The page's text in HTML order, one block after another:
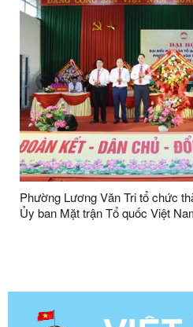
Phường Lương Văn Tri tổ chức
Ủy ban Mặt trận Tổ quốc Việt